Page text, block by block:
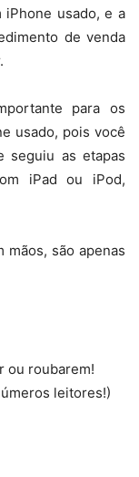
usado, e a
de venda
para os
usado, pois você
seguiu as etapas
iPad ou iPod,
mãos, são apenas
ou roubarem!
leitores!)